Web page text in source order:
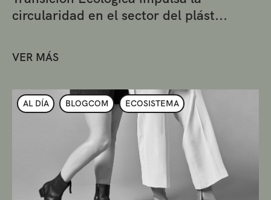
circularidad en el sector del plást...
VER MÁS
AL DÍA BLOGCOM ECOSISTEMA